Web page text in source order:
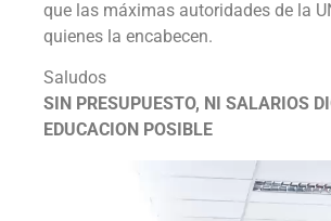
que las máximas autoridades de la
quienes la encabecen.
Saludos
SIN PRESUPUESTO, NI SALARIOS
EDUCACION POSIBLE